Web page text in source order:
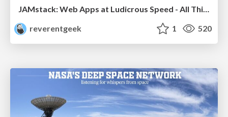
JAMstack: Web Apps at Ludicrous Speed - All Things Open 2022
reverentgeek
1 520